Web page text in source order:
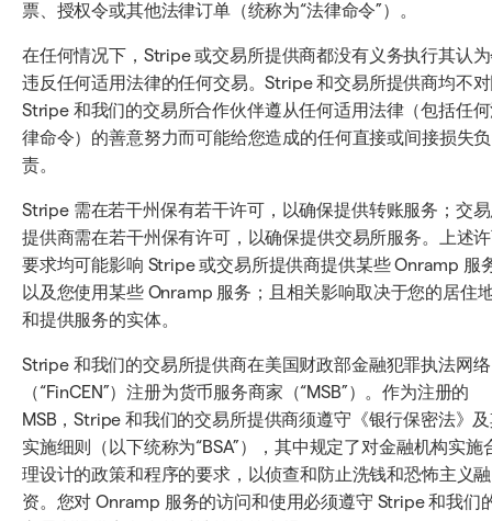
票、授权令或其他法律订单（统称为“法律命令”）。
在任何情况下，Stripe 或交易所提供商都没有义务执行其认
违反任何适用法律的任何交易。Stripe 和交易所提供商均不
Stripe 和我们的交易所合作伙伴遵从任何适用法律（包括任
律命令）的善意努力而可能给您造成的任何直接或间接损失负
责。
Stripe 需在若干州保有若干许可，以确保提供转账服务；交
提供商需在若干州保有许可，以确保提供交易所服务。上述
要求均可能影响 Stripe 或交易所提供商提供某些 Onramp 服
以及您使用某些 Onramp 服务；且相关影响取决于您的居住
和提供服务的实体。
Stripe 和我们的交易所提供商在美国财政部金融犯罪执法网络
（“FinCEN”）注册为货币服务商家（“MSB”）。作为注册的
MSB，Stripe 和我们的交易所提供商须遵守《银行保密法》
实施细则（以下统称为“BSA”），其中规定了对金融机构实施
理设计的政策和程序的要求，以侦查和防止洗钱和恐怖主义融
资。您对 Onramp 服务的访问和使用必须遵守 Stripe 和我们